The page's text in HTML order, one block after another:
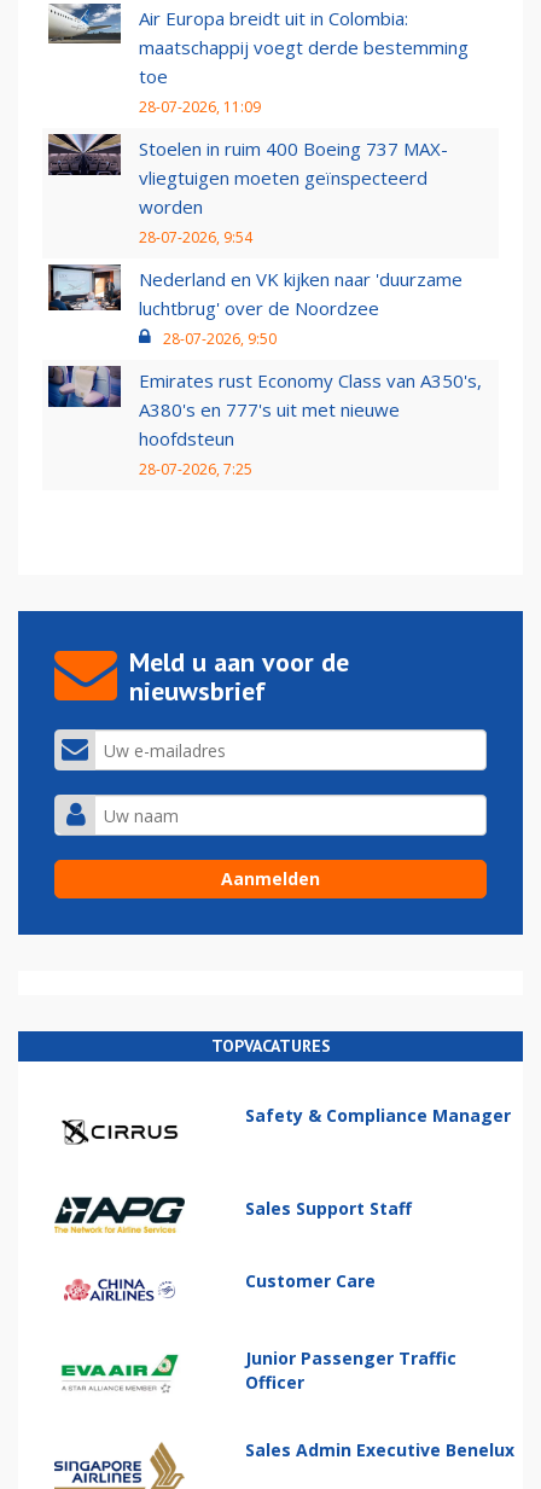
Air Europa breidt uit in Colombia:
maatschappij voegt derde bestemming
toe
28-07-2026, 11:09
Stoelen in ruim 400 Boeing 737 MAX-
vliegtuigen moeten geïnspecteerd
worden
28-07-2026, 9:54
Nederland en VK kijken naar 'duurzame
luchtbrug' over de Noordzee
28-07-2026, 9:50
Emirates rust Economy Class van A350's,
A380's en 777's uit met nieuwe
hoofdsteun
28-07-2026, 7:25
Meld u aan voor de
nieuwsbrief
TOPVACATURES
Safety & Compliance Manager
Sales Support Staff
Customer Care
Junior Passenger Traffic
Officer
Sales Admin Executive Benelux